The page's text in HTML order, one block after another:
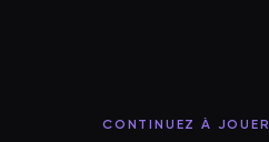
CONTINUEZ À JOUER